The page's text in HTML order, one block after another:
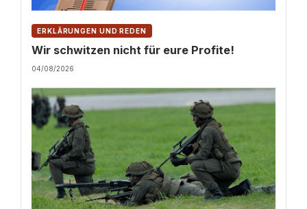
ERKLÄRUNGEN UND REDEN
Wir schwitzen nicht für eure Profite!
04/08/2026